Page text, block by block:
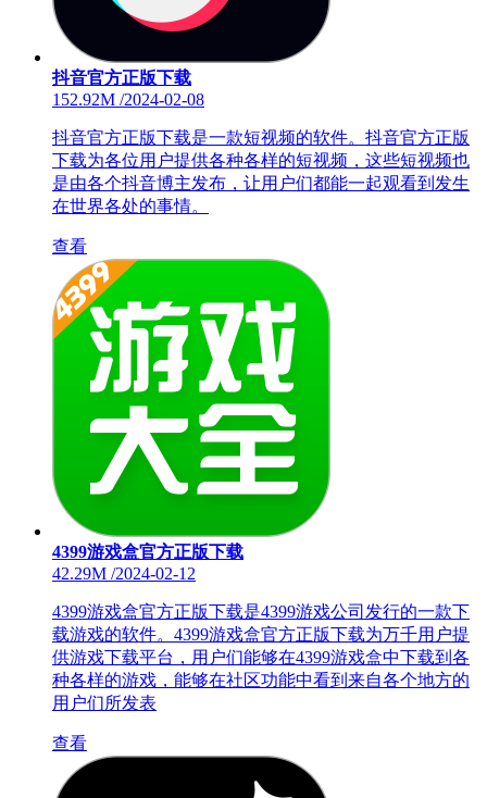
抖音官方正版下载
152.92M /2024-02-08
抖音官方正版下载是一款短视频的软件。抖音官方正版
下载为各位用户提供各种各样的短视频，这些短视频也
是由各个抖音博主发布，让用户们都能一起观看到发生
在世界各处的事情。
查看
4399游戏盒官方正版下载
42.29M /2024-02-12
4399游戏盒官方正版下载是4399游戏公司发行的一款下
载游戏的软件。4399游戏盒官方正版下载为万千用户提
供游戏下载平台，用户们能够在4399游戏盒中下载到各
种各样的游戏，能够在社区功能中看到来自各个地方的
用户们所发表
查看